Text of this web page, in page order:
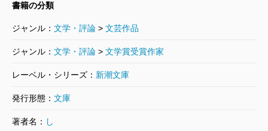
書籍の分類
ジャンル： 文学・評論 > 文芸作品
ジャンル： 文学・評論 > 文学賞受賞作家
レーベル・シリーズ： 新潮文庫
発行形態： 文庫
著者名： し